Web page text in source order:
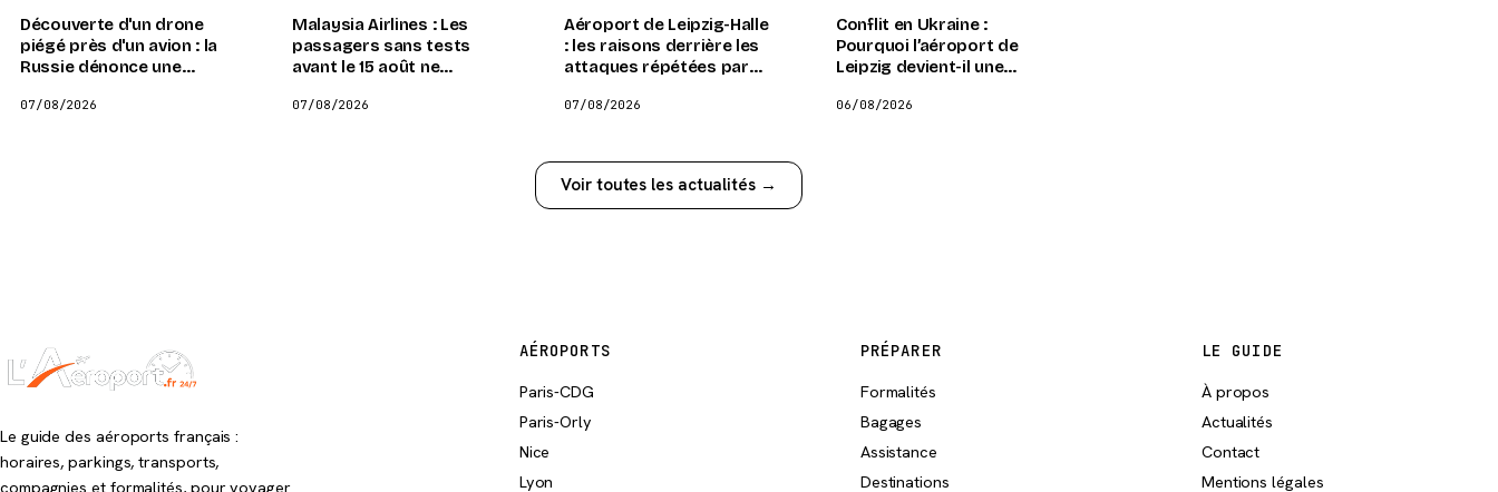
Découverte d'un drone
piégé près d'un avion : la
Russie dénonce une
toutes pièces
07/08/2026
Malaysia Airlines : Les
passagers sans tests
avant le 15 août ne
07/08/2026
Aéroport de Leipzig-Halle
: les raisons derrière les
attaques répétées par
site stratégique
07/08/2026
Conflit en Ukraine :
Pourquoi l’aéroport de
Leipzig devient-il une
stratégique ?
06/08/2026
Voir toutes les actualités →
Le guide des aéroports français :
horaires, parkings, transports,
compagnies et formalités, pour voyager
AÉROPORTS
Paris-CDG
Paris-Orly
Nice
Lyon
PRÉPARER
Formalités
Bagages
Assistance
Destinations
LE GUIDE
À propos
Actualités
Contact
Mentions légales